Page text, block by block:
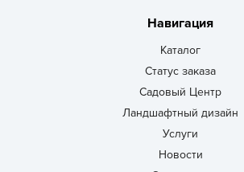
Навигация
Каталог
Статус заказа
Садовый Центр
Ландшафтный дизайн
Услуги
Новости